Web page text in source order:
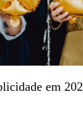
em